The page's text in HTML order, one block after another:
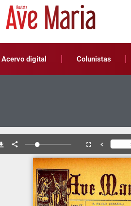
Acervo digital Colunistas